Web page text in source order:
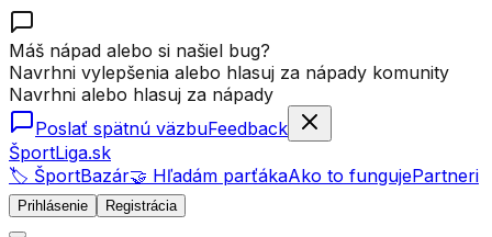
Máš nápad alebo si našiel bug?
Navrhni vylepšenia alebo hlasuj za nápady komunity
Navrhni alebo hlasuj za nápady
Poslať spätnú väzbuFeedback
ŠportLiga.sk
🏷️ ŠportBazár🤝 Hľadám parťákaAko to fungujePartneri
Prihlásenie Registrácia